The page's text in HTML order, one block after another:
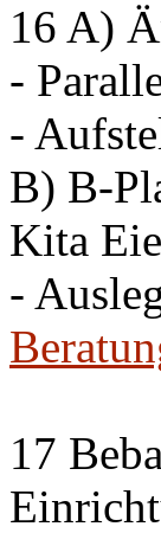
16 A)
-
-
B) B-
Kita
-
17